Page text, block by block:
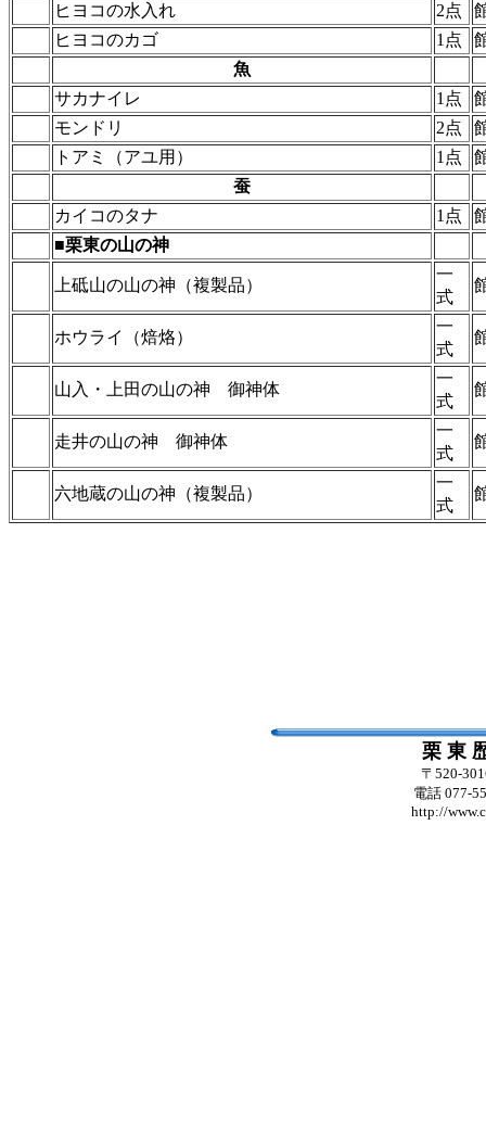
ヒヨコの水入れ
2点
ヒヨコのカゴ
1点
魚
サカナイレ
1点
モンドリ
2点
トアミ（アユ用）
1点
蚕
カイコのタナ
1点
■栗東の山の神
上砥山の山の神（複製品）
一
式
ホウライ（焙烙）
一
式
山入・上田の山の神 御神体
一
式
走井の山の神 御神体
一
式
六地蔵の山の神（複製品）
一
式
栗 東
〒520-
電話 077-
http://